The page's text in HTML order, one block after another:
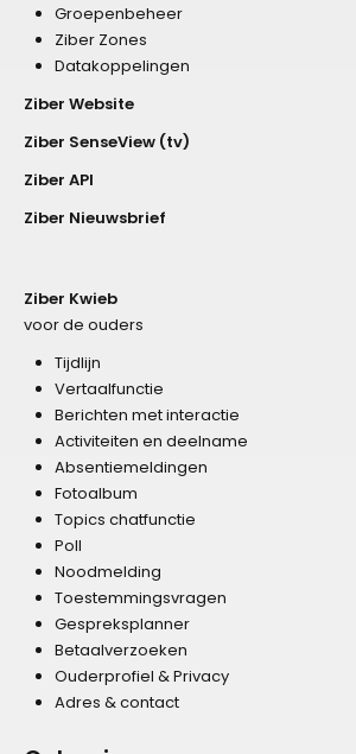
Groepenbeheer
Ziber Zones
Datakoppelingen
Ziber Website
Ziber SenseView (tv)
Ziber API
Ziber Nieuwsbrief
Ziber Kwieb
voor de ouders
Tijdlijn
Vertaalfunctie
Berichten met interactie
Activiteiten en deelname
Absentiemeldingen
Fotoalbum
Topics chatfunctie
Poll
Noodmelding
Toestemmingsvragen
Gespreksplanner
Betaalverzoeken
Ouderprofiel & Privacy
Adres & contact